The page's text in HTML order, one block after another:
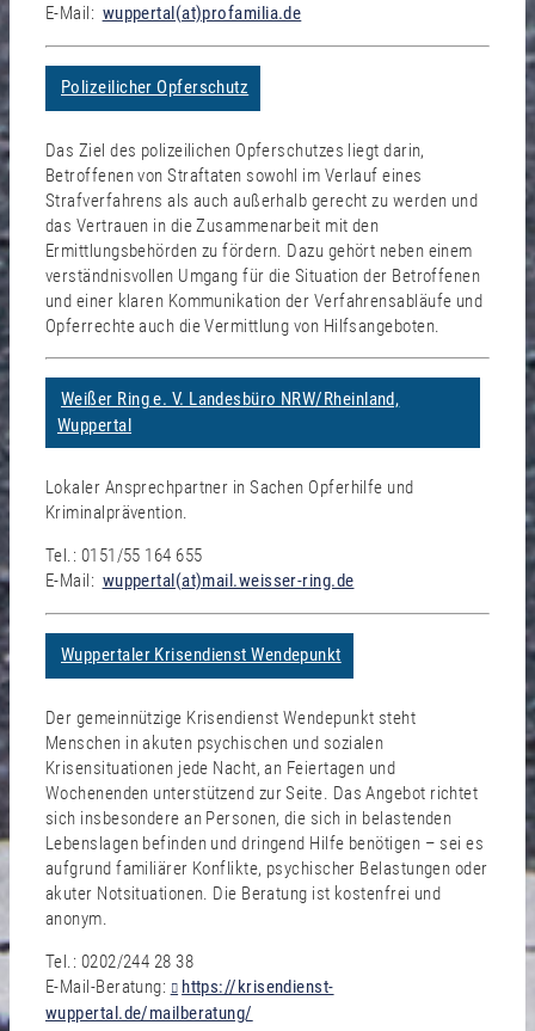
E-Mail: wuppertal(at)profamilia.de
Polizeilicher Opferschutz
Das Ziel des polizeilichen Opferschutzes liegt darin,
Betroffenen von Straftaten sowohl im Verlauf eines
Strafverfahrens als auch außerhalb gerecht zu werden und
das Vertrauen in die Zusammenarbeit mit den
Ermittlungsbehörden zu fördern. Dazu gehört neben einem
verständnisvollen Umgang für die Situation der Betroffenen
und einer klaren Kommunikation der Verfahrensabläufe und
Opferrechte auch die Vermittlung von Hilfsangeboten.
Weißer Ring e. V. Landesbüro NRW/Rheinland,
Wuppertal
Lokaler Ansprechpartner in Sachen Opferhilfe und
Kriminalprävention.
Tel.: 0151/55 164 655
E-Mail: wuppertal(at)mail.weisser-ring.de
Wuppertaler Krisendienst Wendepunkt
Der gemeinnützige Krisendienst Wendepunkt steht
Menschen in akuten psychischen und sozialen
Krisensituationen jede Nacht, an Feiertagen und
Wochenenden unterstützend zur Seite. Das Angebot richtet
sich insbesondere an Personen, die sich in belastenden
Lebenslagen befinden und dringend Hilfe benötigen – sei es
aufgrund familiärer Konflikte, psychischer Belastungen oder
akuter Notsituationen. Die Beratung ist kostenfrei und
anonym.
Tel.: 0202/244 28 38
E-Mail-Beratung:
https://krisendienst-
wuppertal.de/mailberatung/